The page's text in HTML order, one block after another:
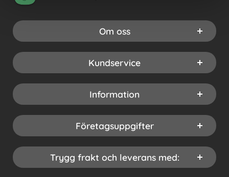
Om oss
Kundservice
Information
Företagsuppgifter
Trygg frakt och leverans med: